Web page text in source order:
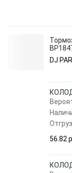
DJ
56.82 p.